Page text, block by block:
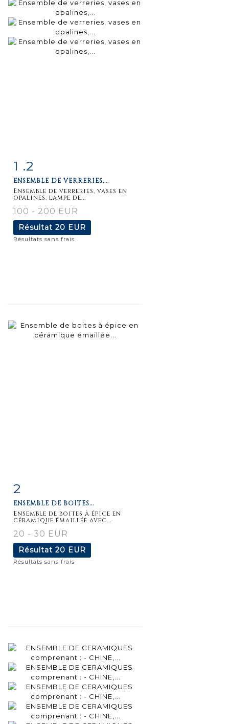
1 .2
ENSEMBLE DE VERRERIES,...
Ensemble de verreries, vases en
opalines, lampe de...
100 - 200 EUR
Résultat 20 EUR
Résultats sans frais
2
ENSEMBLE DE BOITES...
Ensemble de boites à épice en
céramique émaillée avec...
20 - 30 EUR
Résultat 20 EUR
Résultats sans frais